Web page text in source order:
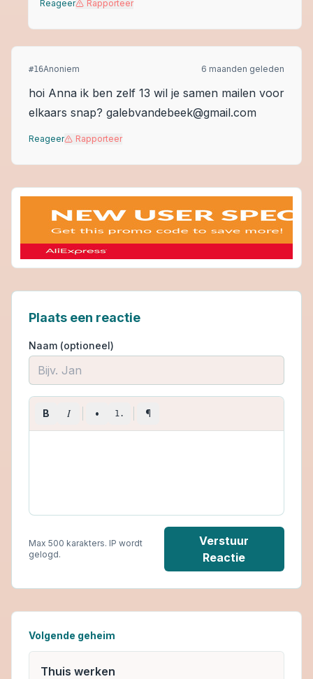
Reageer Rapporteer
#16Anoniem 6 maanden geleden
hoi Anna ik ben zelf 13 wil je samen mailen voor
elkaars snap? galebvandebeek@gmail.com
Reageer Rapporteer
Plaats een reactie
Naam (optioneel)
B I • 1. ¶
Max 500 karakters. IP wordt
gelogd.
Verstuur
Reactie
Volgende geheim
Thuis werken